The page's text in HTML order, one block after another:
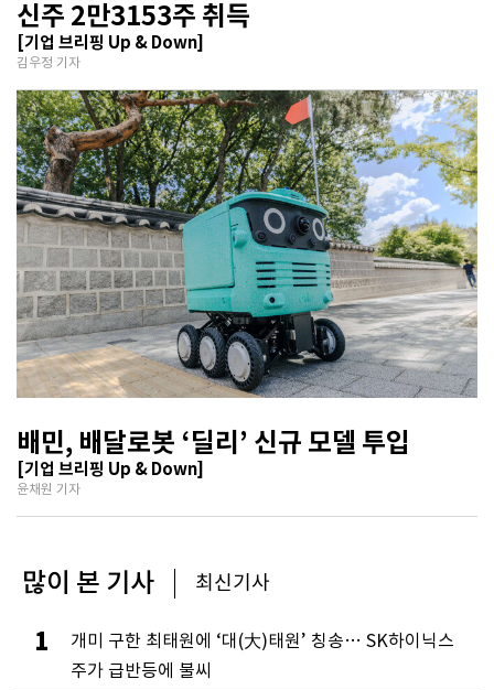
신주 2만3153주 취득
[기업 브리핑 Up & Down]
김우정 기자
배민, 배달로봇 ‘딜리’ 신규 모델 투입
[기업 브리핑 Up & Down]
윤채원 기자
많이 본 기사 최신기사
1
개미 구한 최태원에 ‘대(大)태원’ 칭송… SK하이닉스
주가 급반등에 불씨